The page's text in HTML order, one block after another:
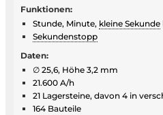
Funktionen:
Stunde, Minute, kleine Sekunde
Sekundenstopp
Daten:
∅ 25,6, Höhe 3,2 mm
21.600 A/h
21 Lagersteine, davon 4 in
164 Bauteile